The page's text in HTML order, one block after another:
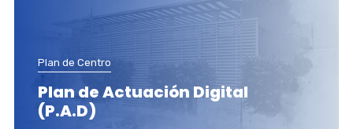
Plan de Actuación Digital
(P.A.D)
Plan de Centro